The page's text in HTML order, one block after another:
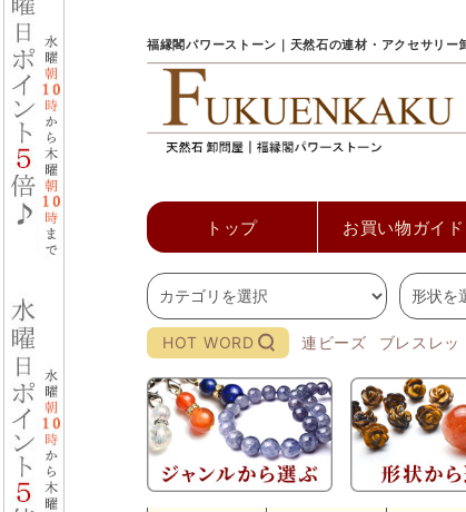
福縁閣パワーストーン｜天然石の連材・アクセサリー
トップ お買い物ガイド
HOT WORD 連ビーズ ブレスレッ